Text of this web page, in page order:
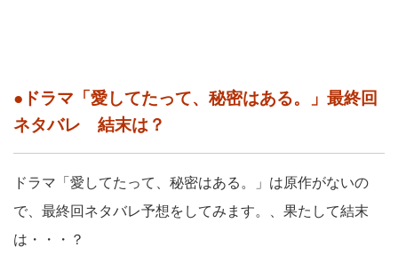
●ドラマ「愛してたって、秘密はある。」最終回
ネタバレ 結末は？
ドラマ「愛してたって、秘密はある。」は原作がないの
で、最終回ネタバレ予想をしてみます。、果たして結末
は・・・？